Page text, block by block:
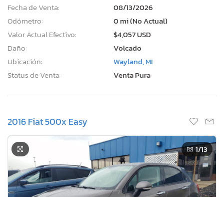
Fecha de Venta:
08/13/2026
Odómetro:
0 mi (No Actual)
Valor Actual Efectivo:
$4,057 USD
Daño:
Volcado
Ubicación:
Wayland, MI
Status de Venta:
Venta Pura
2016 Fiat 500x Easy
1/13